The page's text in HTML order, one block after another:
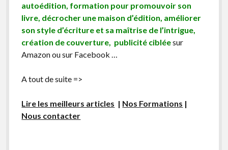
autoédition, formation pour promouvoir son
livre, décrocher une maison d’édition, améliorer
son style d’écriture et sa maîtrise de l’intrigue,
création de couverture, publicité cibléesur
Amazon ou sur Facebook …
A tout de suite =>
Lire les meilleurs articles | Nos Formations |
Nous contacter